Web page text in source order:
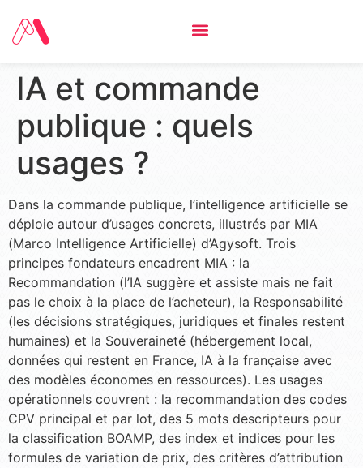
IA et commande
publique : quels
usages ?
Dans la commande publique, l’intelligence artificielle se
déploie autour d’usages concrets, illustrés par MIA
(Marco Intelligence Artificielle) d’Agysoft. Trois
principes fondateurs encadrent MIA : la
Recommandation (l’IA suggère et assiste mais ne fait
pas le choix à la place de l’acheteur), la Responsabilité
(les décisions stratégiques, juridiques et finales restent
humaines) et la Souveraineté (hébergement local,
données qui restent en France, IA à la française avec
des modèles économes en ressources). Les usages
opérationnels couvrent : la recommandation des codes
CPV principal et par lot, des 5 mots descripteurs pour
la classification BOAMP, des index et indices pour les
formules de variation de prix, des critères d’attribution